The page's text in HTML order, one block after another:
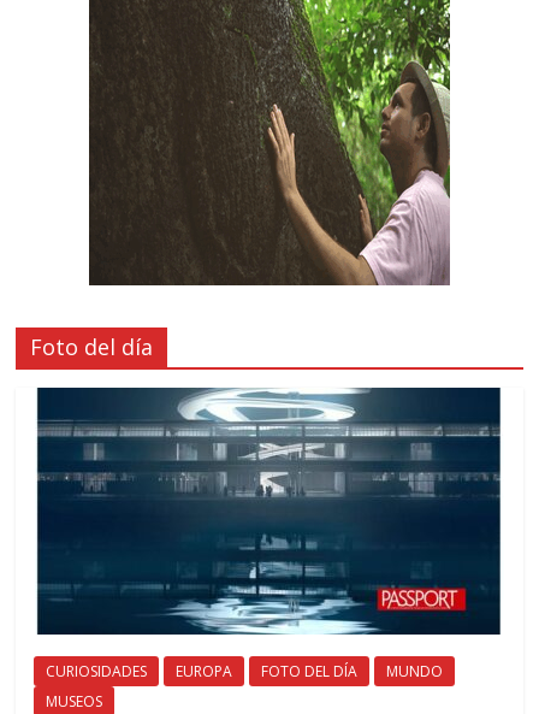
Foto del día
CURIOSIDADES EUROPA FOTO DEL DÍA
MUNDO
MUSEOS